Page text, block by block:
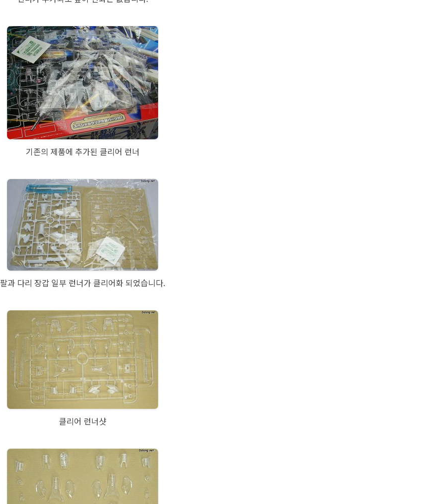
기존의 제품에 추가된 클리어 런너
팔과 다리 장갑 일부 런너가 클리어화 되었습니다.
클리어 런너샷